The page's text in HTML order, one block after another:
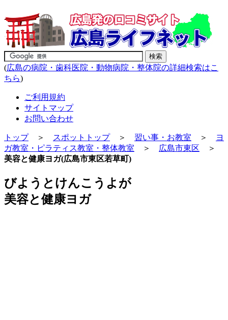
(広島の病院・歯科医院・動物病院・整体院の詳細検索はこ
ちら)
ご利用規約
サイトマップ
お問い合わせ
トップ＞ スポットトップ＞ 習い事・お教室 ＞
ヨ
ガ教室・ピラティス教室・整体教室 ＞ 広島市東区 ＞
美容と健康ヨガ(広島市東区若草町)
びようとけんこうよが
美容と健康ヨガ